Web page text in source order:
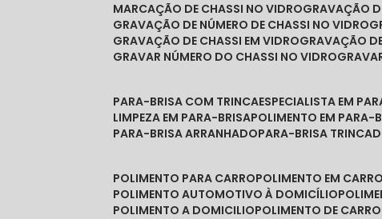
MARCAÇÃO DE CHASSI NO VIDRO
GRAVAÇÃO
GRAVAÇÃO DE NÚMERO DE CHASSI NO VIDRO
GRAVAÇÃO DE CHASSI EM VIDRO
GRAVAÇÃO
GRAVAR NÚMERO DO CHASSI NO VIDRO
PARA-BRISA COM TRINCA ESPECIALISTA EM
LIMPEZA EM PARA-BRISA POLIMENTO EM PARA-
PARA-BRISA ARRANHADO PARA-BRISA
POLIMENTO PARA CARRO POLIMENTO EM CARRO
POLIMENTO AUTOMOTIVO À DOMICÍLIO
POLIMENTO A DOMICILIO POLIMENTO DE CARRO